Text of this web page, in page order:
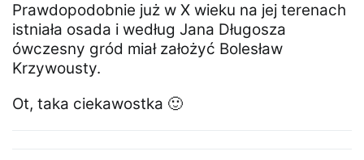
Prawdopodobnie już w X wieku na jej terenach
istniała osada i według Jana Długosza
ówczesny gród miał założyć Bolesław
Krzywousty.
Ot, taka ciekawostka 🙂